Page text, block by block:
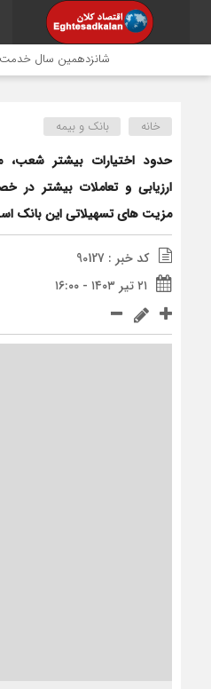
شانزدهمین سال
خانه بانک و بیمه
حدود اختیارات بیشتر شعب،
ارزیابی و تعاملات بیشتر در
مزیت های تسهیلاتی این بانک
کد خبر : 90127
۲۱ تیر ۱۴۰۳ - ۱۶:۰۰